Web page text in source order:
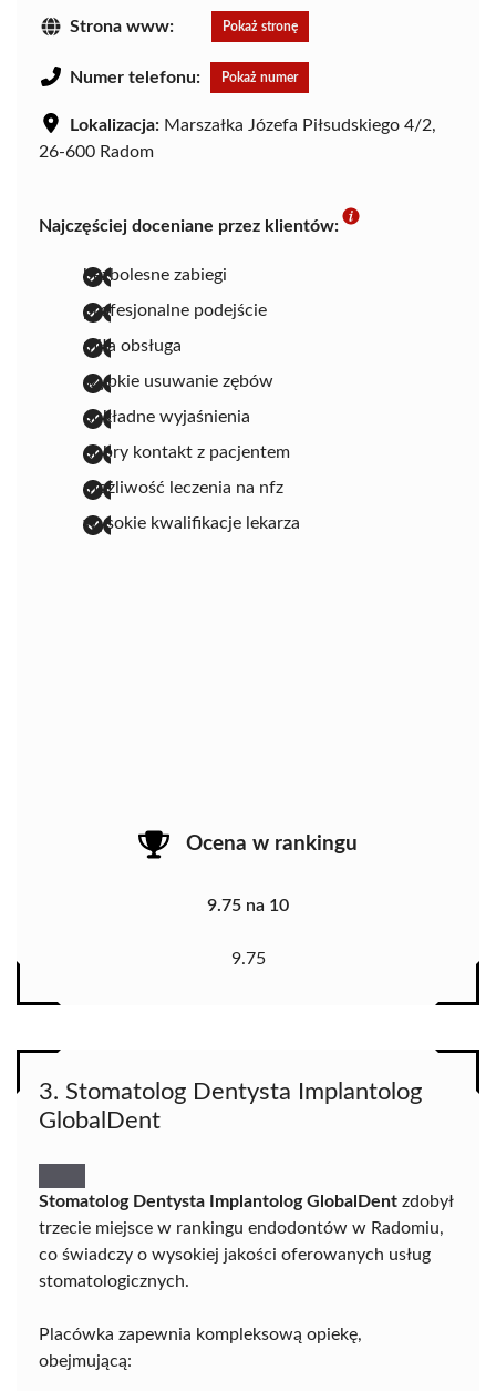
Strona www: Pokaż stronę
Numer telefonu: Pokaż numer
Lokalizacja: Marszałka Józefa Piłsudskiego 4/2,
26-600 Radom
Najczęściej doceniane przez klientów:
bezbolesne zabiegi
profesjonalne podejście
miła obsługa
szybkie usuwanie zębów
dokładne wyjaśnienia
dobry kontakt z pacjentem
możliwość leczenia na nfz
wysokie kwalifikacje lekarza
Ocena w rankingu
9.75 na 10
9.75
3. Stomatolog Dentysta Implantolog
GlobalDent
Stomatolog Dentysta Implantolog GlobalDent zdobył
trzecie miejsce w rankingu endodontów w Radomiu,
co świadczy o wysokiej jakości oferowanych usług
stomatologicznych.
Placówka zapewnia kompleksową opiekę,
obejmującą: